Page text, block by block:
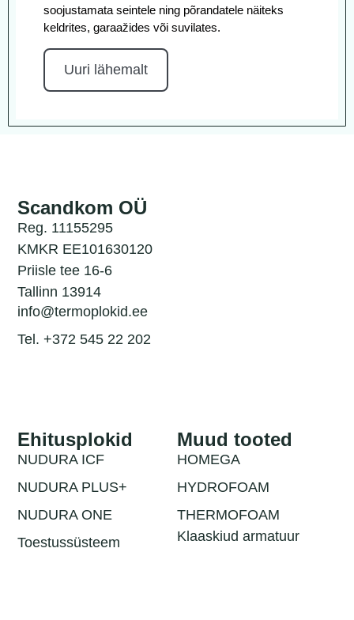
soojustamata seintele ning põrandatele näiteks
keldrites, garaažides või suvilates.
Uuri lähemalt
Ehitusplokid
NUDURA ICF
NUDURA PLUS+
NUDURA ONE
Toestussüsteem
Muud tooted
HOMEGA
HYDROFOAM
THERMOFOAM
Klaaskiud armatuur
Scandkom OÜ
Reg. 11155295
KMKR EE101630120
Priisle tee 16-6
Tallinn 13914
info@termoplokid.ee
Tel. +372 545 22 202